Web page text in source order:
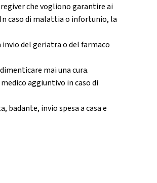
che vogliono garantire ai
caso di malattia o infortunio, la
del geriatra o del farmaco
mai una cura.
aggiuntivo in caso di
badante, invio spesa a casa e